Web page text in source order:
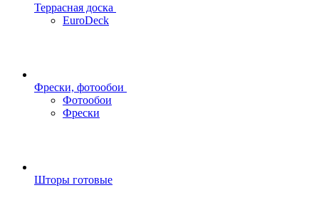
Террасная доска
EuroDeck
Фрески, фотообои
Фотообои
Фрески
Шторы готовые